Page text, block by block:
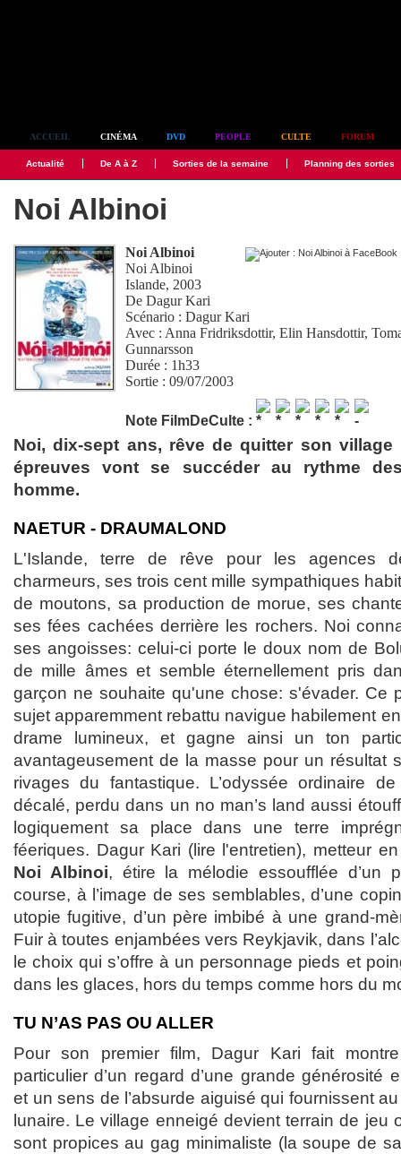
ACCUEIL CINÉMA DVD PEOPLE CULTE FORUM
Actualité De A à Z Sorties de la semaine Planning des sorties
Noi Albinoi
Noi Albinoi
Noi Albinoi
Islande, 2003
DeDagur Kari
Scénario :Dagur Kari
Avec : Anna Fridriksdottir,Elin Hansdottir,
Gunnarsson
Durée : 1h33
Sortie : 09/07/2003
Note FilmDeCulte :
Noi, dix-sept ans, rêve de quitter son village
épreuves vont se succéder au rythme
homme.
NAETUR - DRAUMALOND
L'Islande, terre de rêve pour les agences
charmeurs, ses trois cent mille sympathiques
de moutons, sa production de morue, ses
ses fées cachées derrière les rochers. Noi
ses angoisses: celui-ci porte le doux nom de
de mille âmes et semble éternellement pris
garçon ne souhaite qu'une chose: s'évader. Ce
sujet apparemment rebattu navigue habilement
drame lumineux, et gagne ainsi un ton
avantageusement de la masse pour un résultat
rivages du fantastique. L’odyssée ordinaire
décalé, perdu dans un no man’s land aussi
logiquement sa place dans une terre
féeriques. Dagur Kari (lire l'entretien), metteur
Noi Albinoi, étire la mélodie essoufflée d’un
course, à l’image de ses semblables, d’une
utopie fugitive, d’un père imbibé à une grand-
Fuir à toutes enjambées vers Reykjavik, dans
le choix qui s’offre à un personnage pieds et
dans les glaces, hors du temps comme hors du
TU N’AS PAS OU ALLER
Pour son premier film, Dagur Kari fait
particulier d’un regard d’une grande générosité
et un sens de l’absurde aiguisé qui fournissent
lunaire. Le village enneigé devient terrain de jeu
sont propices au gag minimaliste (la soupe de